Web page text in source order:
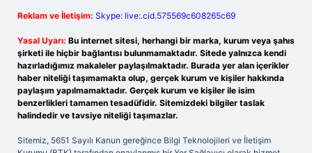
Reklam ve İletişim: Skype: live:.cid.575569c608265c69
Yasal Uyarı: Bu internet sitesi, herhangi bir marka, kurum veya şahıs
şirketi ile hiçbir bağlantısı bulunmamaktadır. Sitede yalnızca kendi
hazırladığımız makaleler paylaşılmaktadır. Burada yer alan içerikler
haber niteliği taşımamakta olup, gerçek kurum ve kişiler hakkında
paylaşım yapılmamaktadır. Gerçek kurum ve kişiler ile isim
benzerlikleri tamamen tesadüfidir. Sitemizdeki bilgiler taslak
halindedir ve tavsiye niteliği taşımazlar.
Sitemiz, 5651 Sayılı Kanun gereğince Bilgi Teknolojileri ve İletişim